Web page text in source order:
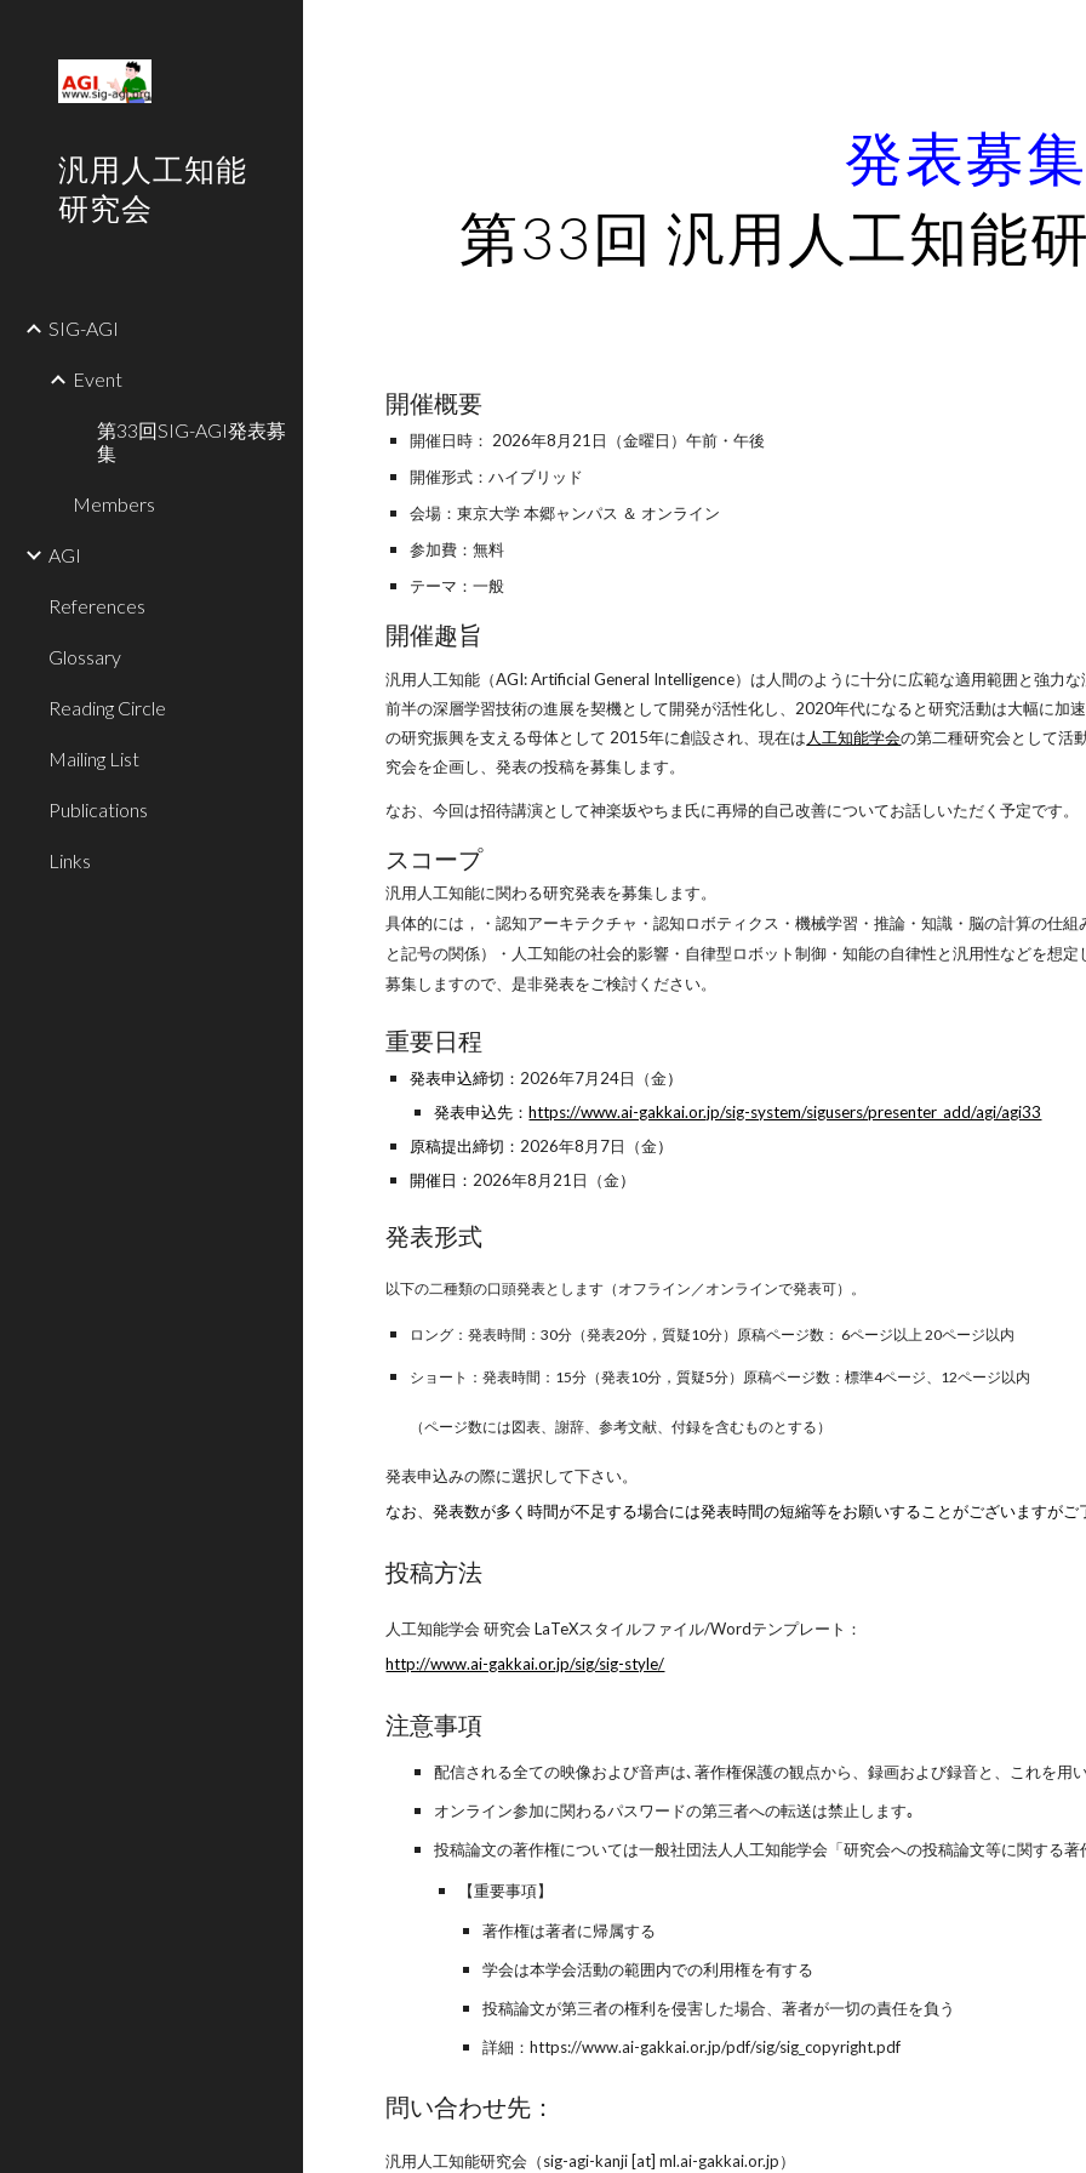
汎用人工知能
研究会
SIG-AGI
Event
第33回SIG-AGI発表募
集
Members
AGI
References
Glossary
Reading Circle
Mailing List
Publications
Links
発表募集
第33回 汎用人工知能
開催概要
開催日時： 2026年8 月21 日（金曜日）午前・午後
開催形式：ハイブリッド
会場：東京大学本郷ャンパス ＆ オンライン
参加費：無料
テーマ：一般
開催趣旨
汎用人工知能（AGI: Artificial General Intelligence）は人間のように十分に広範な適用範囲と強力
前半の深層学習技術の進展を契機として開発が活性化し、2020年代になると研究活動は大幅に加
の研究振興を支える母体として 2015年に創設され 、現在は 人工知能学会の第二種研究会として活
究会を企画し、発表の投稿を募集します。
なお、今回は招待講演として神楽坂やちま氏に再帰的自己改善についてお話しいただく予定です。
スコープ
汎用人工知能に関わる研究発表を募集します。
具体的には，・認知アーキテクチャ・認知ロボティクス・機械学習・推論・知識・脳の計算の仕
と記号の関係）・人工知能の社会的影響・自律型ロボット制御・知能の自律性と汎用性などを想
募集しますので、是非発表をご検討ください。
重要日程
発表申込締切： 2026年7月24日（金）
発表申込先：https://www.ai-gakkai.or.jp/sig-system/sigusers/presenter_add/agi/agi33
原稿提出締切： 2026年8 月7日（金）
開催日： 2026年8 月21 日（金）
発表形式
以下の二種類の口頭発表とします（オフライン／ オンラインで発表可）。
ロング：発表時間：30分（発表20分，質疑10分）原稿ページ数： 6ページ以上 20ページ以内
ショート：発表時間：15分（発表10分，質疑5分）原稿ページ数：標準4ページ、 12ページ以内
（ページ数には図表、謝辞、参考文献、付録を含むものとする）
発表申込みの際に選択して下さい。
なお、発表数が多く時間が不足する場合には発表時間の短縮等をお願いすることがございますがご
投稿方法
人工知能学会 研究会 LaTeXスタイルファイル/Wordテンプレート：
http://www.ai-gakkai.or.jp/sig/sig-style/
注意事項
配信される全ての映像および音声は､著作権保護の観点から、録画および録音と、これを用
オンライン参加に関わるパスワードの第三者への転送は禁止します｡
投稿論文の著作権については一般社団法人人工知能学会「研究会への投稿論文等に関する著
【重要事項】
著作権は著者に帰属する
学会は本学会活動の範囲内での利用権を有する
投稿論文が第三者の権利を侵害した場合、著者が一切の責任を負う
詳細：https://www.ai-gakkai.or.jp/pdf/sig/sig_copyright.pdf
問い合わせ先：
汎用人工知能研究会（sig-agi-kanji [at] ml.ai-gakkai.or.jp）